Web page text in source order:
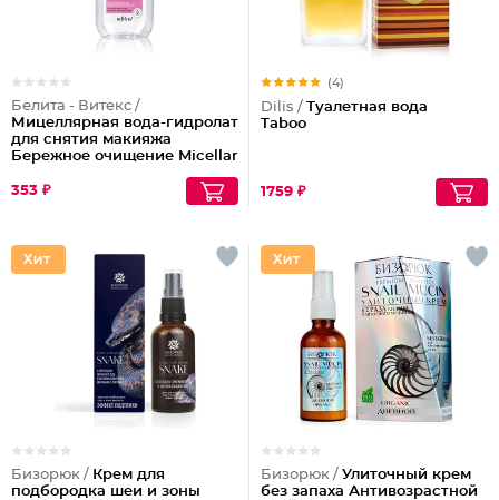
Белита - Витекс /
Мицеллярная вода-гидролат
для снятия макияжа
Бережное очищение Micellar
353 ₽
(4)
Dilis / Туалетная вода
Taboo
1759 ₽
Бизорюк / Крем для
подбородка шеи и зоны
Бизорюк / Улиточный крем
без запаха Антивозрастной